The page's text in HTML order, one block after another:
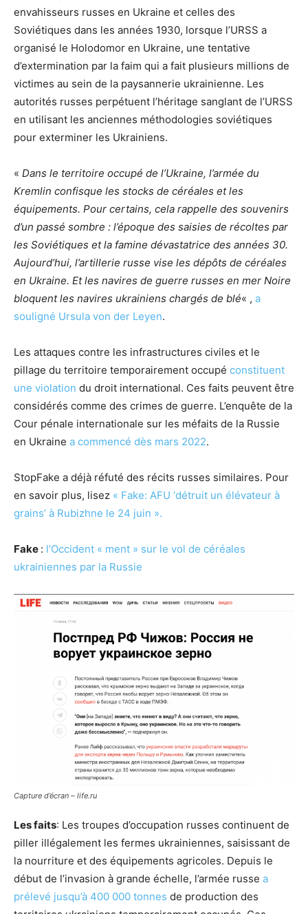
envahisseurs russes en Ukraine et celles des
Soviétiques dans les années 1930, lorsque l’URSS a
organisé le Holodomor en Ukraine, une tentative
d’extermination par la faim qui a fait plusieurs millions de
victimes au sein de la paysannerie ukrainienne. Les
autorités russes perpétuent l’héritage sanglant de l’URSS
en utilisant les anciennes méthodologies soviétiques
pour exterminer les Ukrainiens.
« Dans le territoire occupé de l’Ukraine, l’armée du
Kremlin confisque les stocks de céréales et les
équipements. Pour certains, cela rappelle des souvenirs
d’un passé sombre : l’époque des saisies de récoltes par
les Soviétiques et la famine dévastatrice des années 30.
Aujourd’hui, l’artillerie russe vise les dépôts de céréales
en Ukraine. Et les navires de guerre russes en mer Noire
bloquent les navires ukrainiens chargés de blé« , a
souligné Ursula von der Leyen.
Les attaques contre les infrastructures civiles et le
pillage du territoire temporairement occupé constituent
une violation du droit international. Ces faits peuvent être
considérés comme des crimes de guerre. L’enquête de la
Cour pénale internationale sur les méfaits de la Russie
en Ukraine a commencé dès mars 2022.
StopFake a déjà réfuté des récits russes similaires. Pour
en savoir plus, lisez « Fake: AFU ‘détruit un élévateur à
grains’ à Rubizhne le 24 juin ».
Fake : l’Occident « ment » sur le vol de céréales
ukrainiennes par la Russie
Capture d’écran – life.ru
Les faits: Les troupes d’occupation russes continuent de
piller illégalement les fermes ukrainiennes, saisissant de
la nourriture et des équipements agricoles. Depuis le
début de l’invasion à grande échelle, l’armée russe a
prélevé jusqu’à 400 000 tonnes de production des